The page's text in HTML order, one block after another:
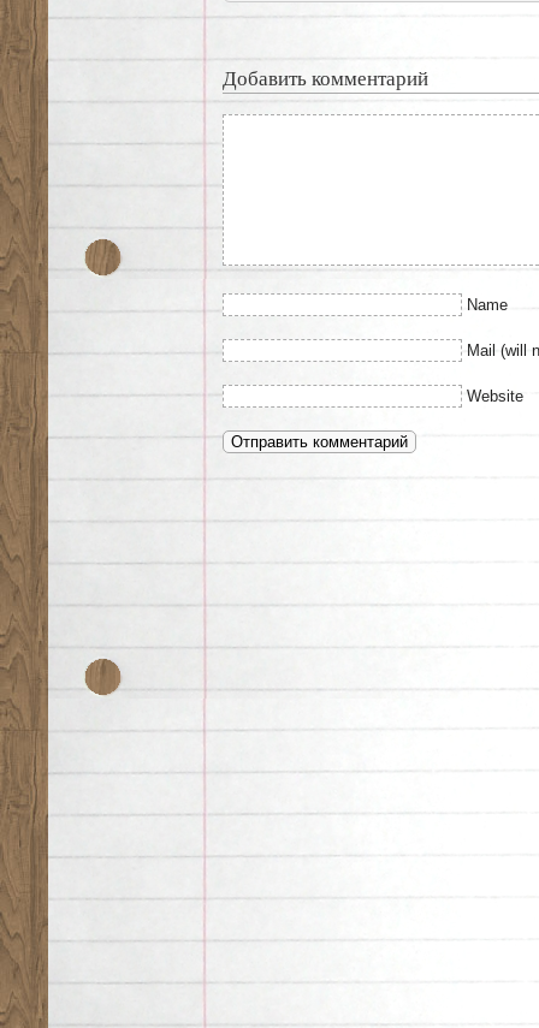
Добавить комментарий
Name
Mail (will
Website